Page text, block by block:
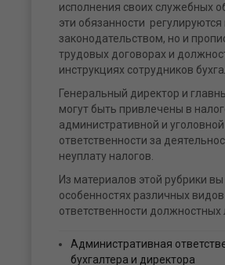
исполнения своих служебных
эти обязанности регулируются
законодательством, но и
трудовых договорах и
инструкциях сотрудников
Генеральный директор и
могут быть привлечены в
административной и уголовной
ответственности за
неуплату налогов.
Из материалов этой рубрики вы
особенностях различных видов
ответственности должностных
Административная
бухгалтера и директора